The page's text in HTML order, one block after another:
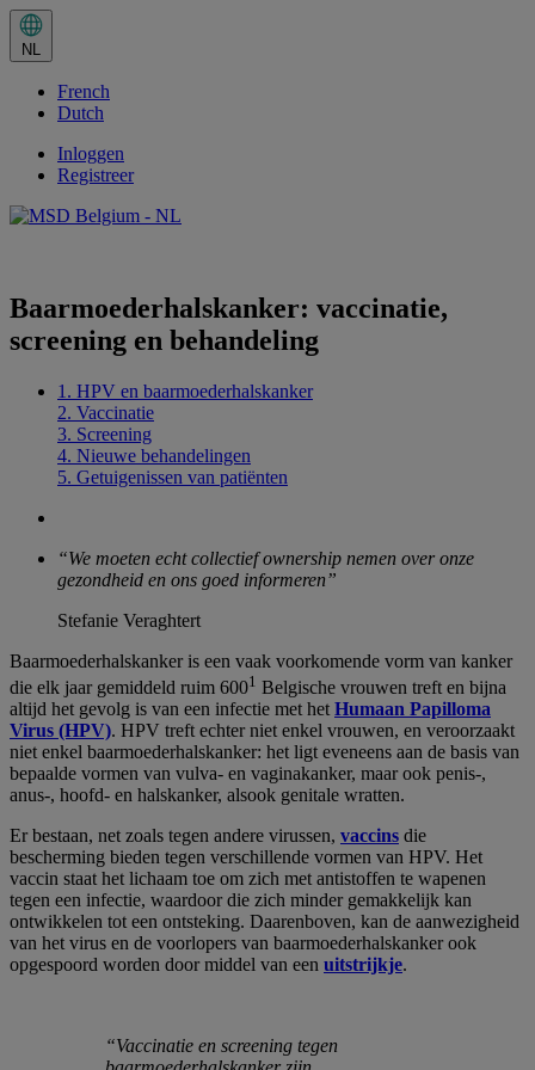
Huidige
taal:
NL.
het
NL
French
Dutch
Inloggen
Registreer
Baarmoederhalskanker: vaccinatie,
screening en behandeling
1. HPV en baarmoederhalskanker
2. Vaccinatie
3. Screening
4. Nieuwe behandelingen
5. Getuigenissen van patiënten
“We moeten echt collectief ownership nemen over onze
gezondheid en ons goed informeren”
Stefanie Veraghtert
Baarmoederhalskanker is een vaak voorkomende vorm van kanker
die elk jaar gemiddeld ruim 6001 Belgische vrouwen treft en bijna
altijd het gevolg is van een infectie met het Humaan Papilloma
Virus (HPV). HPV treft echter niet enkel vrouwen, en veroorzaakt
niet enkel baarmoederhalskanker: het ligt eveneens aan de basis van
bepaalde vormen van vulva- en vaginakanker, maar ook penis-,
anus-, hoofd- en halskanker, alsook genitale wratten.
Er bestaan, net zoals tegen andere virussen, vaccins die
bescherming bieden tegen verschillende vormen van HPV. Het
vaccin staat het lichaam toe om zich met antistoffen te wapenen
tegen een infectie, waardoor die zich minder gemakkelijk kan
ontwikkelen tot een ontsteking. Daarenboven, kan de aanwezigheid
van het virus en de voorlopers van baarmoederhalskanker ook
opgespoord worden door middel van een uitstrijkje.
“Vaccinatie en screening tegen